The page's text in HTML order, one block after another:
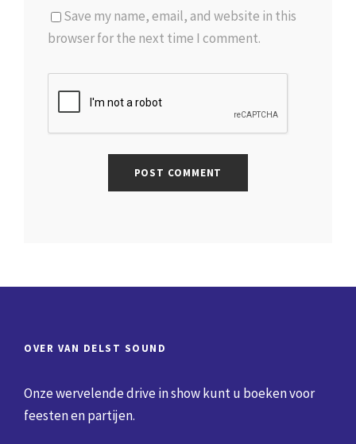
Save my name, email, and website in this
browser for the next time I comment.
OVER VAN DELST SOUND
Onze wervelende drive in show kunt u boeken voor
feesten en partijen.